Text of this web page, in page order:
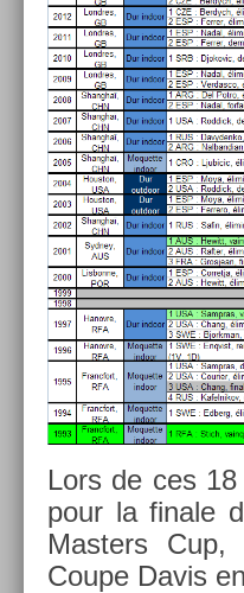
Lors de ces
pour la fin­ale
Mast­ers
Coupe Davis